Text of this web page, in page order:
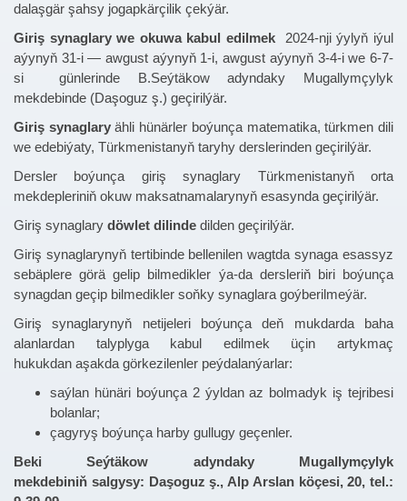
dalaşgär şahsy jogapkärçilik çekýär.
Giriş synaglary we okuwa kabul edilmek2024-nji ýylyň iýul
aýynyň 31-i — awgust aýynyň 1-i, awgust aýynyň 3-4-i we 6-7-
si günlerinde B.Seýtäkow adyndaky Mugallymçylyk
mekdebinde (Daşoguz ş.) geçirilýär.
Giriş synaglaryähli hünärler boýunça matematika, türkmen dili
we edebiýaty, Türkmenistanyň taryhy derslerinden geçirilýär.
Dersler boýunça giriş synaglary Türkmenistanyň orta
mekdepleriniň okuw maksatnamalarynyň esasynda geçirilýär.
Giriş synaglary döwlet dilinde dilden geçirilýär.
Giriş synaglarynyň tertibinde bellenilen wagtda synaga esassyz
sebäplere görä gelip bilmedikler ýa-da dersleriň biri boýunça
synagdan geçip bilmedikler soňky synaglara goýberilmeýär.
Giriş synaglarynyň netijeleri boýunça deň mukdarda baha
alanlardan talyplyga kabul edilmek üçin artykmaç
hukukdan aşakda görkezilenler peýdalanýarlar:
saýlan hünäri boýunça 2 ýyldan az bolmadyk iş tejribesi
bolanlar;
çagyryş boýunça harby gullugy geçenler.
Beki Seýtäkow adyndaky Mugallymçylyk
mekdebiniň salgysy: Daşoguz ş., Alp Arslan köçesi, 20, tel.: